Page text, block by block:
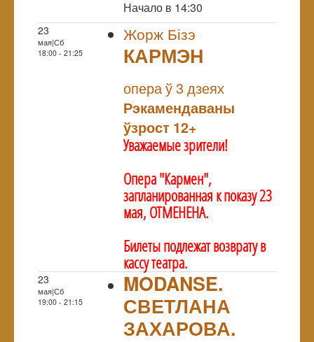
Начало в 14:30
23
мая|Сб
18:00 - 21:25
Жорж Бізэ
КАРМЭН
опера ў 3 дзеях
Рэкамендаваны
ўзрост 12+
Уважаемые зрители!
Опера "Кармен",
запланированная к показу 23
мая, ОТМЕНЕНА.
Билеты подлежат возврату в
кассу театра.
23
мая|Сб
19:00 - 21:15
MODANSE.
СВЕТЛАНА
ЗАХАРОВА.